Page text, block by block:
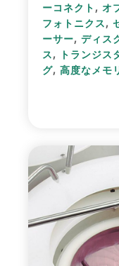
ーコネクト , オ
フォトニクス,
ーサー, ディス
ス, トランジス
グ, 高度なメモ